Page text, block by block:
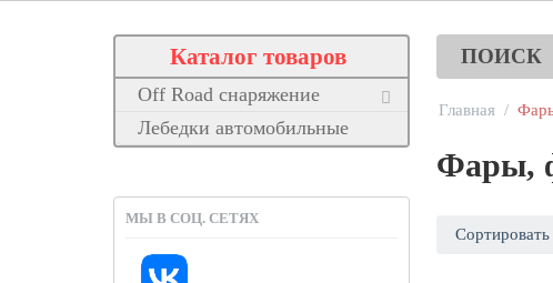
Каталог товаров
Off Road снаряжение
Лебедки автомобильные
МЫ В СОЦ. СЕТЯХ
ПОИСК
Главная /
Фары,